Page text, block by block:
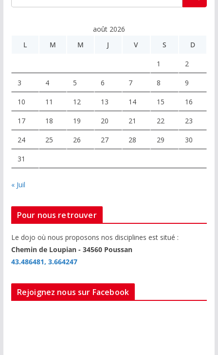
août 2026
L
M M J V S D
1 2
3 4 5 6 7 8 9
10 11 12 13 14 15 16
17 18 19 20 21 22 23
24 25 26 27 28 29 30
31
« Juil
Pour nous retrouver
Le dojo où nous proposons nos disciplines est situé :
Chemin de Loupian - 34560 Poussan
43.486481, 3.664247
Rejoignez nous sur Facebook